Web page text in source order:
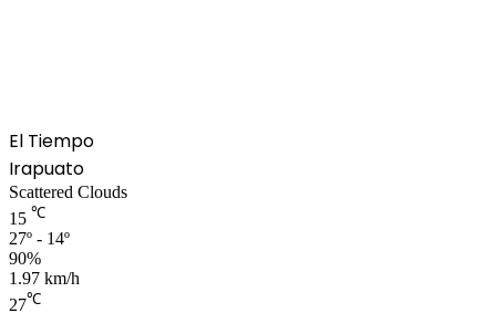
El Tiempo
Irapuato
Scattered Clouds
15 ℃
27º - 14º
90%
1.97 km/h
27℃